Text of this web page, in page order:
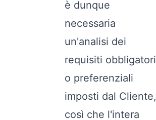
è dunque
necessaria
un'analisi dei
requisiti obbligatori
o preferenziali
imposti dal Cliente,
così che l'intera